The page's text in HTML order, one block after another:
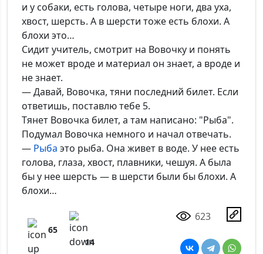
и у собаки, есть голова, четыре ноги, два уха,
хвост, шерсть. А в шерсти тоже есть блохи. А
блохи это…
Сидит учитель, смотрит на Вовочку и понять
не может вроде и материал он знает, а вроде и
не знает.
— Давай, Вовочка, тяни последний билет. Если
ответишь, поставлю тебе 5.
Тянет Вовочка билет, а там написано: "Рыба".
Подумал Вовочка немного и начал отвечать.
— Рыба это рыба. Она живет в воде. У нее есть
голова, глаза, хвост, плавники, чешуя. А была
бы у нее шерсть — в шерсти были бы блохи. А
блохи…
65
14
623